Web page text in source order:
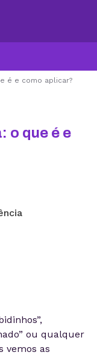
é e como aplicar?
o que é e
ou qualquer
vemos as